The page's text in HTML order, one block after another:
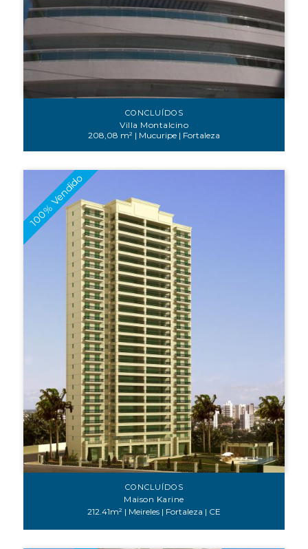
CONCLUÍDOS
Villa Montalcino
208,08 m² | Mucuripe | Fortaleza
100% Vendido
CONCLUÍDOS
Maison Karine
212.41m² | Meireles | Fortaleza | CE